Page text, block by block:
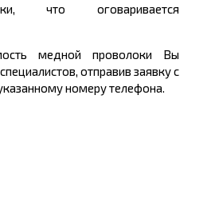
что оговаривается
медной проволоки Вы
отправив заявку с
номеру телефона.